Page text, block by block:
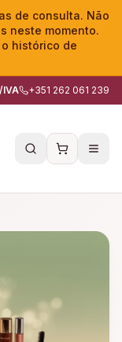
de consulta. Não
neste momento.
histórico de
IVA +351 262 061 239